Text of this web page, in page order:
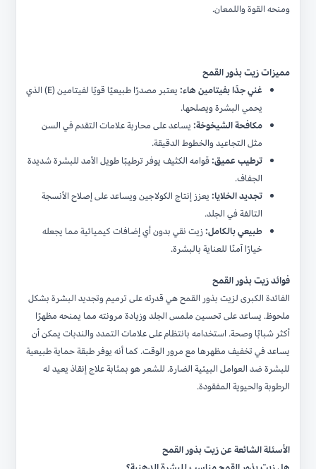
ومنحه القوة واللمعان.
مميزات زيت بذور القمح
غني جدًا بفيتامين هاء:
يعتبر مصدرًا طبيعيًا قويًا لفيتامين (E) الذي
يحمي البشرة ويصلحها.
مكافحة الشيخوخة: يساعد على محاربة علامات التقدم في السن
مثل التجاعيد والخطوط الدقيقة.
ترطيب عميق:قوامه الكثيف يوفر ترطيبًا طويل الأمد للبشرة شديدة
الجفاف.
تجديد الخلايا: يعزز إنتاج الكولاجين ويساعد على إصلاح الأنسجة
التالفة في الجلد.
طبيعي بالكامل:زيت نقي بدون أي إضافات كيميائية مما يجعله
خيارًا آمنًا للعناية بالبشرة.
فوائد زيت بذور القمح
الفائدة الكبرى لزيت بذور القمح هي قدرته على ترميم وتجديد البشرة بشكل
ملحوظ. يساعد على تحسين ملمس الجلد وزيادة مرونته مما يمنحه مظهرًا
أكثر شبابًا وصحة. استخدامه بانتظام على علامات التمدد والندبات يمكن أن
يساعد في تخفيف مظهرها مع مرور الوقت. كما أنه يوفر طبقة حماية طبيعية
للبشرة ضد العوامل البيئية الضارة. للشعر هو بمثابة علاج إنقاذ يعيد له
الرطوبة والحيوية المفقودة.
الأسئلة الشائعة عن زيت بذور القمح